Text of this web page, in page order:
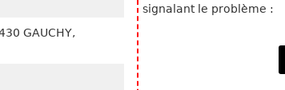
GAUCHY,
signalant le problème :